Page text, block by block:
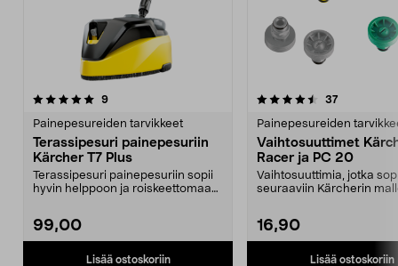
9arvostelut
Painepesureiden tarvikkeet
Terassipesuri painepesuriin
Kärcher T7 Plus
Terassipesuri painepesuriin sopii
hyvin helppoon ja roiskeettomaan
99,00
Lisää ostoskoriin
4.5 viidestä
37arvostelut
Painepesureiden
Vaihtosuuttimet
Racer ja PC 20
Vaihtosuuttimia, jotka
seuraaviin Kärcherin
16,90
Lisää ostoskoriin
4.0 viidestä